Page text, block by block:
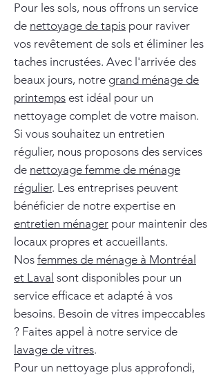
Pour les sols, nous offrons un service
de nettoyage de tapis pour raviver
vos revêtement de sols et éliminer les
taches incrustées. Avec l'arrivée des
beaux jours, notre grand ménage de
printemps est idéal pour un
nettoyage complet de votre maison.
Si vous souhaitez un entretien
régulier, nous proposons des services
de nettoyage femme de ménage
régulier. Les entreprises peuvent
bénéficier de notre expertise en
entretien ménager pour maintenir des
locaux propres et accueillants.
Nos femmes de ménage à Montréal
et Laval sont disponibles pour un
service efficace et adapté à vos
besoins. Besoin de vitres impeccables
? Faites appel à notre service de
lavage de vitres.
Pour un nettoyage plus approfondi,